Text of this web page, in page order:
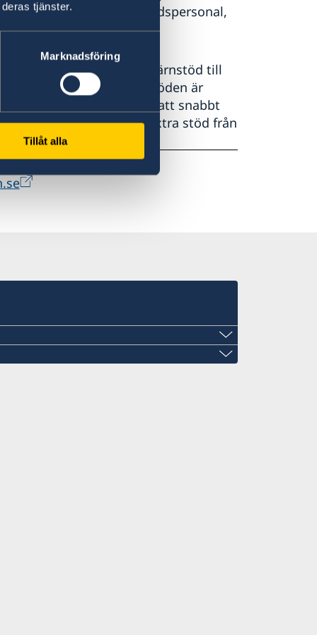
tjänster.
Marknadsföring
Tillåt alla
med sjukvårdspersonal,
I Syrien har vi stora kärnstöd till
Stöden är
kapacitet och beredskap att snabbt
nödappeller och extra stöd från